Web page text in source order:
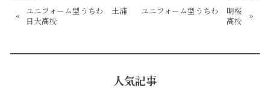
« ユニフォーム型うちわ 土浦
日大高校
ユニフォーム型うちわ 明桜
高校
»
人気記事